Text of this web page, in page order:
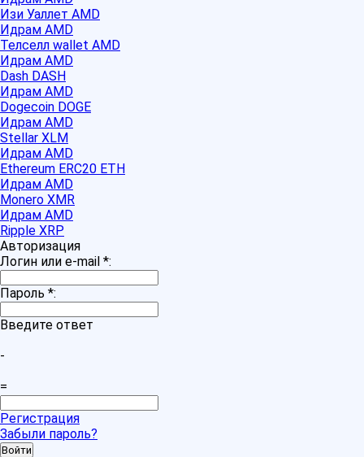
Изи Уаллет AMD
Идрам AMD
Телселл wallet AMD
Идрам AMD
Dash DASH
Идрам AMD
Dogecoin DOGE
Идрам AMD
Stellar XLM
Идрам AMD
Ethereum ERC20 ETH
Идрам AMD
Monero XMR
Идрам AMD
Ripple XRP
Авторизация
Логин или e-mail *:
Пароль *:
Введите ответ
-
=
Регистрация
Забыли пароль?